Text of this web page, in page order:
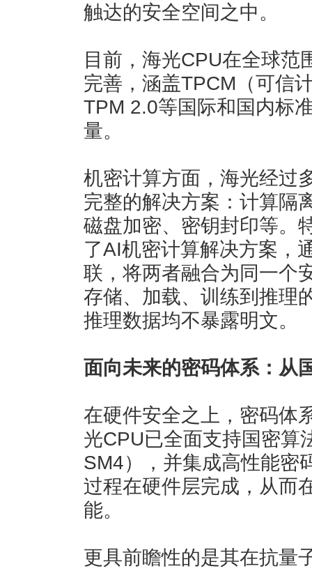
触达的安全空间之中。
目前，海光CPU在全球范
完善，涵盖TPCM（可信
TPM 2.0等国际和国内标
量。
机密计算方面，海光经过
完整的解决方案：计算隔
磁盘加密、密钥封印等。
了AI机密计算解决方案，
联，将两者融合为同一个
存储、加载、训练到推理
推理数据均不暴露明文。
面向未来的密码体系：从
在硬件安全之上，密码体
光CPU已全面支持国密算
SM4），并集成高性能密
过程在硬件层完成，从而
能。
更具前瞻性的是其在抗量